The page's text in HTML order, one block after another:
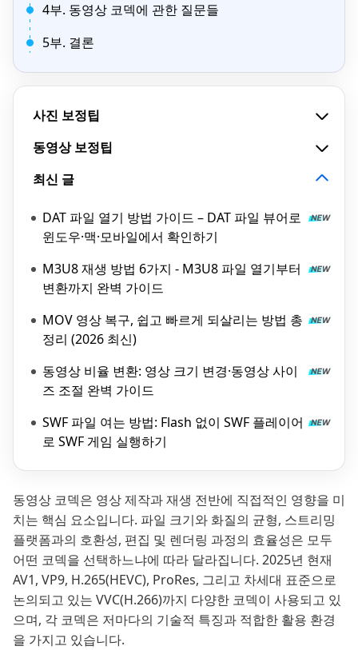
4부. 동영상 코덱에 관한 질문들
5부. 결론
사진 보정팁
동영상 보정팁
최신 글
DAT 파일 열기 방법 가이드 – DAT 파일 뷰어로
윈도우·맥·모바일에서 확인하기
M3U8 재생 방법 6가지 - M3U8 파일 열기부터
변환까지 완벽 가이드
MOV 영상 복구, 쉽고 빠르게 되살리는 방법 총
정리 (2026 최신)
동영상 비율 변환: 영상 크기 변경·동영상 사이
즈 조절 완벽 가이드
SWF 파일 여는 방법: Flash 없이 SWF 플레이어
로 SWF 게임 실행하기
동영상 코덱은 영상 제작과 재생 전반에 직접적인 영향을 미
치는 핵심 요소입니다. 파일 크기와 화질의 균형, 스트리밍
플랫폼과의 호환성, 편집 및 렌더링 과정의 효율성은 모두
어떤 코덱을 선택하느냐에 따라 달라집니다. 2025년 현재
AV1, VP9, H.265(HEVC), ProRes, 그리고 차세대 표준으로
논의되고 있는 VVC(H.266)까지 다양한 코덱이 사용되고 있
으며, 각 코덱은 저마다의 기술적 특징과 적합한 활용 환경
을 가지고 있습니다.